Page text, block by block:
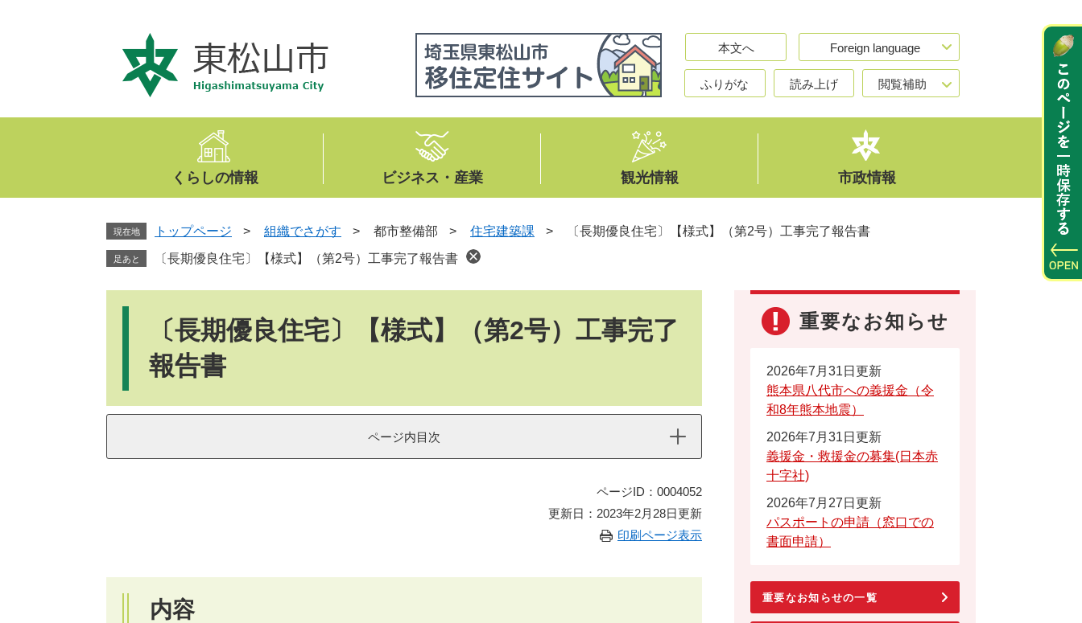
文
本文へ Foreign language
ふりがな 読み上げ 閲覧補助
くらしの情報 ビジネス・産業 観光情報 市政情報
現在地 トップページ > 組織でさがす > 都市整備部 > 住宅建築課 > 〔長期優良住宅〕【様式】（第2号）工事完了報告書
足あと 〔長期優良住宅〕【様式】（第2号）工事完了報告書
〔長期優良住宅〕【様式】（第2号）工事完了
報告書
ページ内目次
ページID：0004052
更新日：2023年2月28日更新
印刷ページ表示
内容
重要なお知らせ
2026年7月31日更新
熊本県八代市への義援金（令
和8年熊本地震）
2026年7月31日更新
義援金・救援金の募集(日本赤
十字社)
2026年7月27日更新
パスポートの申請（窓口での
書面申請）
重要なお知らせの一覧